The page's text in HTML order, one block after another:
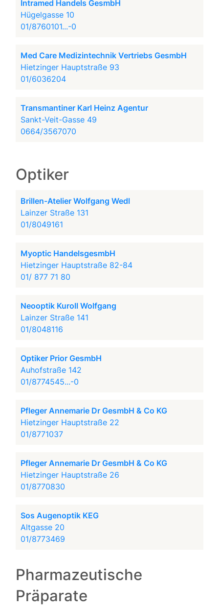
Intramed Handels GesmbH
Hügelgasse 10
01/8760101...-0
Med Care Medizintechnik Vertriebs GesmbH
Hietzinger Hauptstraße 93
01/6036204
Transmantiner Karl Heinz Agentur
Sankt-Veit-Gasse 49
0664/3567070
Optiker
Brillen-Atelier Wolfgang Wedl
Lainzer Straße 131
01/8049161
Myoptic HandelsgesmbH
Hietzinger Hauptstraße 82-84
01/ 877 71 80
Neooptik Kuroll Wolfgang
Lainzer Straße 141
01/8048116
Optiker Prior GesmbH
Auhofstraße 142
01/8774545...-0
Pfleger Annemarie Dr GesmbH & Co KG
Hietzinger Hauptstraße 22
01/8771037
Pfleger Annemarie Dr GesmbH & Co KG
Hietzinger Hauptstraße 26
01/8770830
Sos Augenoptik KEG
Altgasse 20
01/8773469
Pharmazeutische
Präparate